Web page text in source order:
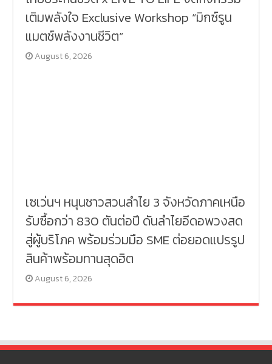
เติมพลังใจ Exclusive Workshop “มิกซ์รูน
แมตช์พลังงานชีวิต”
August 6, 2026
เซเว่นฯ หนุนชาวสวนลำไย 3 จังหวัดภาคเหนือ
รับซื้อกว่า 830 ตันต่อปี ดันลำไยอีดอพวงสด
สู่ผู้บริโภค พร้อมร่วมมือ SME ต่อยอดแปรรูป
สินค้าพร้อมทานสุดฮิต
August 6, 2026